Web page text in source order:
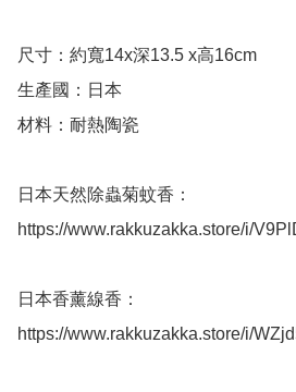
尺寸：約寬14x深13.5 x高16cm
生產國：日本
材料：耐熱陶瓷
日本天然除蟲菊蚊香：
https://www.rakkuzakka.store/i/
日本香薰線香：
https://www.rakkuzakka.store/i/